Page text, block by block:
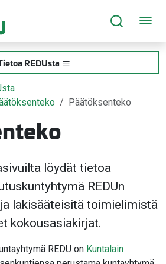
REDUsta
Päätöksenteko
löydät tietoa
REDUn
lakisääteisitä toimielimistä
kokousasiakirjat.
REDU on Kuntalain